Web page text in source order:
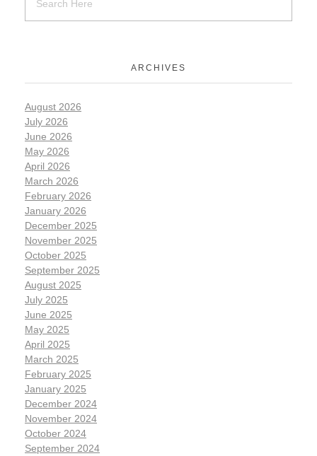
ARCHIVES
August 2026
July 2026
June 2026
May 2026
April 2026
March 2026
February 2026
January 2026
December 2025
November 2025
October 2025
September 2025
August 2025
July 2025
June 2025
May 2025
April 2025
March 2025
February 2025
January 2025
December 2024
November 2024
October 2024
September 2024